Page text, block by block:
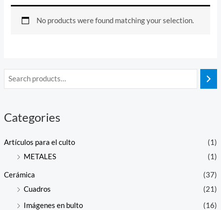
Categories
Artículos para el culto
(1)
METALES
(1)
Cerámica
(37)
Cuadros
(21)
Imágenes en bulto
(16)
No products were found matching your selection.